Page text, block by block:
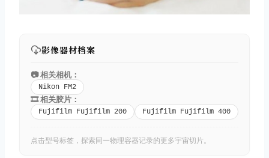
影像器材档案
📷 相关相机：
Nikon FM2
🎞️ 相关胶片：
Fujifilm Fujifilm 200 Fujifilm Fujifilm 400
点击型号标签，探索同一物理容器记录的更多宇宙切片。